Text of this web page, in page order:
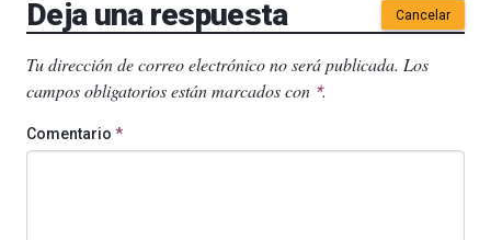
Deja una respuesta Cancelar
Tu dirección de correo electrónico no será publicada. Los
campos obligatorios están marcados con *.
Comentario *